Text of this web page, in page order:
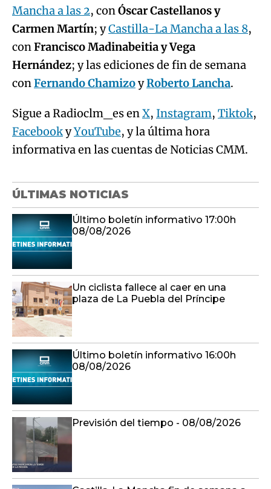
Mancha a las 2, conÓscar Castellanos y
Carmen Martín; yCastilla-La Mancha a las 8,
conFrancisco Madinabeitia y Vega
Hernández; y las ediciones de fin de semana
conFernando ChamizoyRoberto Lancha.
Sigue a Radioclm_es enX, Instagram, Tiktok,
FacebookyYouTube, y la última hora
informativa en las cuentas de Noticias CMM.
ÚLTIMAS NOTICIAS
Último boletín informativo 17:00h
08/08/2026
Un ciclista fallece al caer en una
plaza de La Puebla del Príncipe
Último boletín informativo 16:00h
08/08/2026
Previsión del tiempo - 08/08/2026